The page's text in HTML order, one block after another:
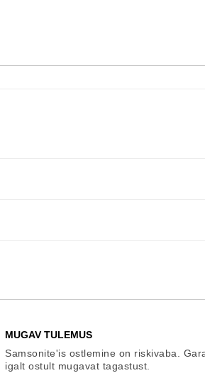
MUGAV TULEMUS
Samsonite'is ostlemine on riskivaba.
igalt ostult mugavat tagastust.